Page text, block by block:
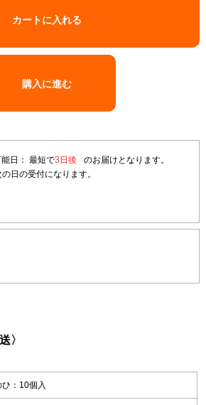
カートに入れる
購入に進む
日： 最短で3日後
のお届けとなります。
日の受付になります。
〉
ひ：10個入